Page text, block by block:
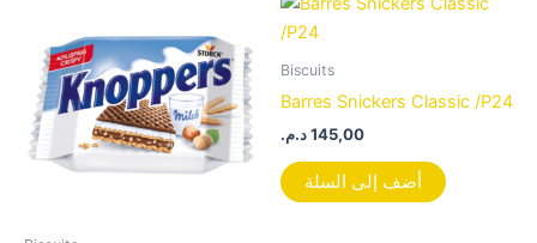
Biscuits
Barres Snickers Classic /P24
145,00د.م.
أضف إلى السلة